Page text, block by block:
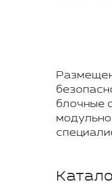
блочные